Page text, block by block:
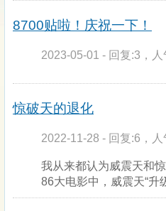
8700贴啦！庆祝一下！
2023-05-01 - 回复:3，
惊破天的退化
2022-11-28 - 回复:6，
我从来都认为威震天和
86大电影中，威震天“升